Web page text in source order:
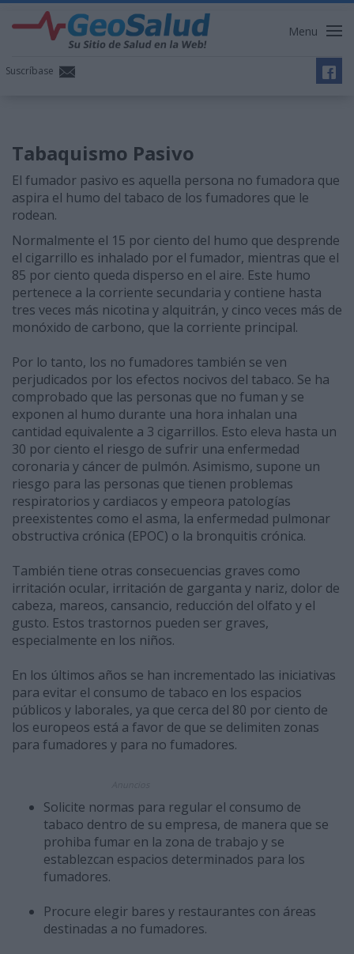
Menu
Suscríbase
Tabaquismo Pasivo
El fumador pasivo es aquella persona no fumadora que
aspira el humo del tabaco de los fumadores que le
rodean.
Normalmente el 15 por ciento del humo que desprende
el cigarrillo es inhalado por el fumador, mientras que el
85 por ciento queda disperso en el aire. Este humo
pertenece a la corriente secundaria y contiene hasta
tres veces más nicotina y alquitrán, y cinco veces más de
monóxido de carbono, que la corriente principal.
Por lo tanto, los no fumadores también se ven
perjudicados por los efectos nocivos del tabaco. Se ha
comprobado que las personas que no fuman y se
exponen al humo durante una hora inhalan una
cantidad equivalente a 3 cigarrillos. Esto eleva hasta un
30 por ciento el riesgo de sufrir una enfermedad
coronaria y cáncer de pulmón. Asimismo, supone un
riesgo para las personas que tienen problemas
respiratorios y cardiacos y empeora patologías
preexistentes como el asma, la enfermedad pulmonar
obstructiva crónica (EPOC) o la bronquitis crónica.
También tiene otras consecuencias graves como
irritación ocular, irritación de garganta y nariz, dolor de
cabeza, mareos, cansancio, reducción del olfato y el
gusto. Estos trastornos pueden ser graves,
especialmente en los niños.
En los últimos años se han incrementado las iniciativas
para evitar el consumo de tabaco en los espacios
públicos y laborales, ya que cerca del 80 por ciento de
los europeos está a favor de que se delimiten zonas
para fumadores y para no fumadores.
Solicite normas para regular el consumo de
tabaco dentro de su empresa, de manera que se
prohiba fumar en la zona de trabajo y se
establezcan espacios determinados para los
fumadores.
Procure elegir bares y restaurantes con áreas
destinadas a no fumadores.